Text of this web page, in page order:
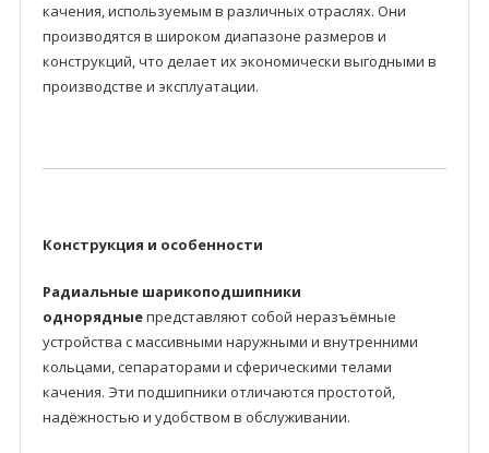
качения, используемым в различных отраслях. Они
производятся в широком диапазоне размеров и
конструкций, что делает их экономически выгодными в
производстве и эксплуатации.
Конструкция и особенности
Радиальные шарикоподшипники
однорядныепредставляют собой неразъёмные
устройства с массивными наружными и внутренними
кольцами, сепараторами и сферическими телами
качения. Эти подшипники отличаются простотой,
надёжностью и удобством в обслуживании.